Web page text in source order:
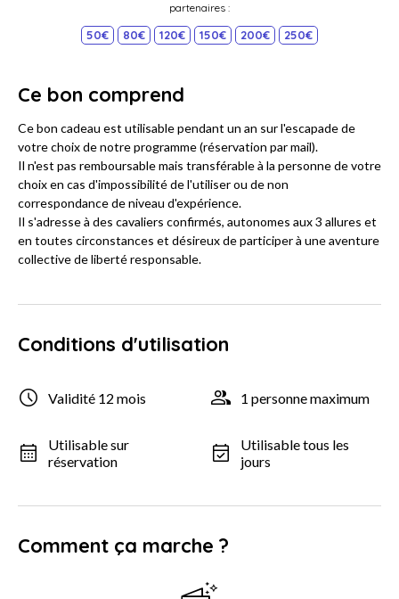
partenaires :
50€ 80€ 120€ 150€ 200€ 250€
Ce bon comprend
Ce bon cadeau est utilisable pendant un an sur l'escapade de
votre choix de notre programme (réservation par mail).
Il n'est pas remboursable mais transférable à la personne de votre
choix en cas d'impossibilité de l'utiliser ou de non
correspondance de niveau d'expérience.
Il s'adresse à des cavaliers confirmés, autonomes aux 3 allures et
en toutes circonstances et désireux de participer à une aventure
collective de liberté responsable.
Conditions d'utilisation
Validité 12 mois 1 personne maximum
Utilisable sur
réservation
Utilisable tous les
jours
Comment ça marche ?